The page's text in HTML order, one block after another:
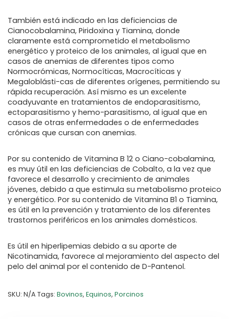
También está indicado en las deficiencias de
Cianocobalamina, Piridoxina y Tiamina, donde
claramente está comprometido el metabolismo
energético y proteico de los animales, al igual que en
casos de anemias de diferentes tipos como
Normocrómicas, Normocíticas, Macrocíticas y
Megaloblásti-cas de diferentes orígenes, permitiendo su
rápida recuperación. Así mismo es un excelente
coadyuvante en tratamientos de endoparasitismo,
ectoparasitismo y hemo-parasitismo, al igual que en
casos de otras enfermedades o de enfermedades
crónicas que cursan con anemias.
Por su contenido de Vitamina B 12 o Ciano-cobalamina,
es muy útil en las deficiencias de Cobalto, a la vez que
favorece el desarrollo y crecimiento de animales
jóvenes, debido a que estimula su metabolismo proteico
y energético. Por su contenido de Vitamina B1 o Tiamina,
es útil en la prevención y tratamiento de los diferentes
trastornos periféricos en los animales domésticos.
Es útil en hiperlipemias debido a su aporte de
Nicotinamida, favorece al mejoramiento del aspecto del
pelo del animal por el contenido de D-Pantenol.
SKU: N/A Tags: Bovinos, Equinos, Porcinos